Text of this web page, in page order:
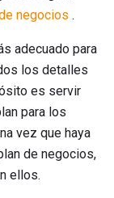
negocios .
adecuado para
los detalles
es servir
para los
vez que haya
de negocios,
ellos.